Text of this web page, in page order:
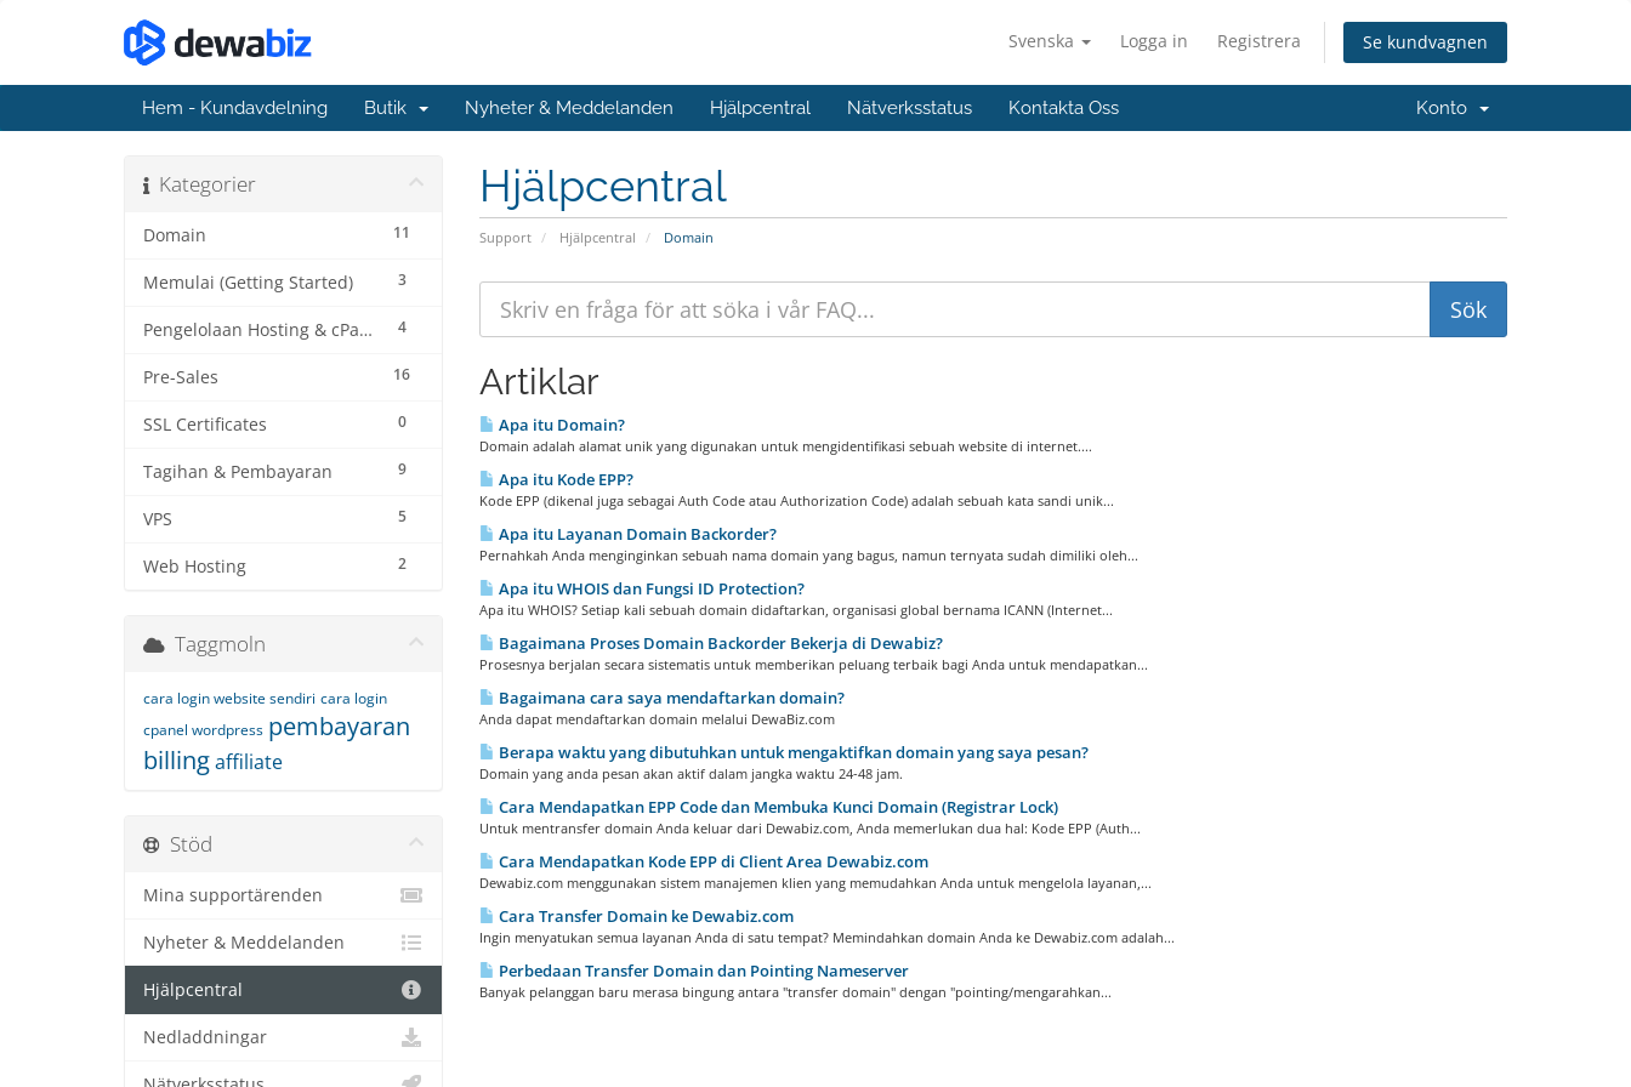
Svenska Logga in Registrera Se kundvagnen
Hem - Kundavdelning Butik Nyheter & Meddelanden Hjälpcentral Nätverksstatus Kontakta Oss Konto
Hjälpcentral
Support Hjälpcentral Domain
Kategorier
11
Domain
3
Memulai (Getting Started)
4
Pengelolaan Hosting & cPanel
16
Pre-Sales
0
SSL Certificates
9
Tagihan & Pembayaran
5
VPS
2
Web Hosting
Artiklar
Apa itu Domain?
Domain adalah alamat unik yang digunakan untuk mengidentifikasi sebuah website di internet....
Apa itu Kode EPP?
Kode EPP (dikenal juga sebagai Auth Code atau Authorization Code) adalah sebuah kata sandi unik...
Apa itu Layanan Domain Backorder?
Pernahkah Anda menginginkan sebuah nama domain yang bagus, namun ternyata sudah dimiliki oleh...
Apa itu WHOIS dan Fungsi ID Protection?
Apa itu WHOIS? Setiap kali sebuah domain didaftarkan, organisasi global bernama ICANN (Internet...
Bagaimana Proses Domain Backorder Bekerja di Dewabiz?
Prosesnya berjalan secara sistematis untuk memberikan peluang terbaik bagi Anda untuk mendapatkan...
Bagaimana cara saya mendaftarkan domain?
Anda dapat mendaftarkan domain melalui DewaBiz.com
Berapa waktu yang dibutuhkan untuk mengaktifkan domain yang saya pesan?
Domain yang anda pesan akan aktif dalam jangka waktu 24-48 jam.
Cara Mendapatkan EPP Code dan Membuka Kunci Domain (Registrar Lock)
Untuk mentransfer domain Anda keluar dari Dewabiz.com, Anda memerlukan dua hal: Kode EPP (Auth...
Cara Mendapatkan Kode EPP di Client Area Dewabiz.com
Dewabiz.com menggunakan sistem manajemen klien yang memudahkan Anda untuk mengelola layanan,...
Cara Transfer Domain ke Dewabiz.com
Ingin menyatukan semua layanan Anda di satu tempat? Memindahkan domain Anda ke Dewabiz.com adalah...
Perbedaan Transfer Domain dan Pointing Nameserver
Banyak pelanggan baru merasa bingung antara "transfer domain" dengan "pointing/mengarahkan...
Taggmoln
cara login website sendiri cara login
cpanel wordpress pembayaran
billingaffiliate
Stöd
Mina supportärenden
Nyheter & Meddelanden
Hjälpcentral
Nedladdningar